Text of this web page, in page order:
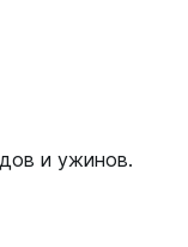
и ужинов.